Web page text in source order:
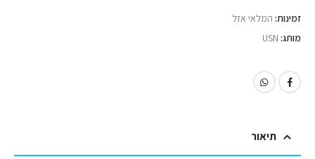
זמינות: המלאי אזל
מותג: USN
תיאור